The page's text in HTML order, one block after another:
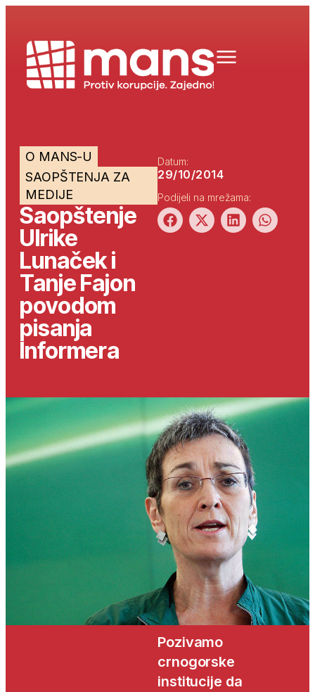
O MANS-U
SAOPŠTENJA ZA
MEDIJE
Saopštenje
Ulrike
Lunaček i
Tanje Fajon
povodom
pisanja
Informera
Datum:
29/10/2014
Podijeli na mrežama:
Pozivamo
crnogorske
institucije da